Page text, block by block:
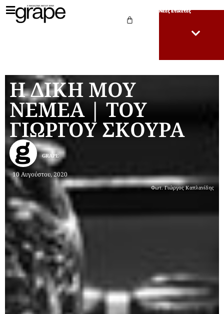
Νέες Ετικέτες
Η ΔΙΚΗ ΜΟΥ
ΝΕΜΕΑ | ΤΟΥ
ΓΙΩΡΓΟΥ ΣΚΟΥΡΑ
10 Αυγούστου, 2020
GRAPE
Φωτ. Γιώργος Καπλανίδης